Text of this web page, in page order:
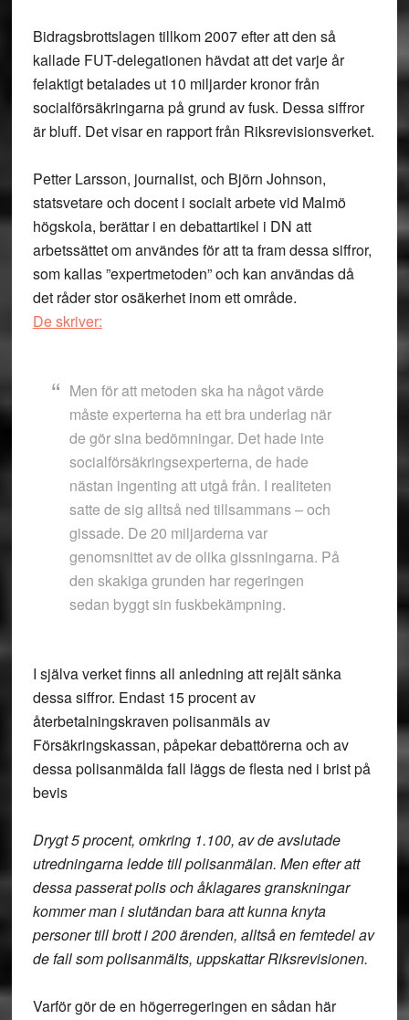
Bidragsbrottslagen tillkom 2007 efter att den så
kallade FUT-delegationen hävdat att det varje år
felaktigt betalades ut 10 miljarder kronor från
socialförsäkringarna på grund av fusk. Dessa siffror
är bluff. Det visar en rapport från Riksrevisionsverket.
Petter Larsson, journalist, och Björn Johnson,
statsvetare och docent i socialt arbete vid Malmö
högskola, berättar i en debattartikel i DN att
arbetssättet om användes för att ta fram dessa siffror,
som kallas ”expertmetoden” och kan användas då
det råder stor osäkerhet inom ett område.
De skriver:
Men för att metoden ska ha något värde
måste experterna ha ett bra underlag när
de gör sina bedömningar. Det hade inte
socialförsäkringsexperterna, de hade
nästan ingenting att utgå från. I realiteten
satte de sig alltså ned tillsammans – och
gissade. De 20 miljarderna var
genomsnittet av de olika gissningarna. På
den skakiga grunden har regeringen
sedan byggt sin fuskbekämpning.
I själva verket finns all anledning att rejält sänka
dessa siffror. Endast 15 procent av
återbetalningskraven polisanmäls av
Försäkringskassan, påpekar debattörerna och av
dessa polisanmälda fall läggs de flesta ned i brist på
bevis
Drygt 5 procent, omkring 1.100, av de avslutade
utredningarna ledde till polisanmälan. Men efter att
dessa passerat polis och åklagares granskningar
kommer man i slutändan bara att kunna knyta
personer till brott i 200 ärenden, alltså en femtedel av
de fall som polisanmälts, uppskattar Riksrevisionen.
Varför gör de en högerregeringen en sådan här